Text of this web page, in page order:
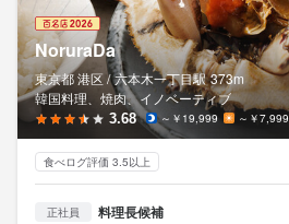
NoruraDa
東京都 港区 / 六本木一丁目駅 373m
韓国料理、焼肉、イノベーティブ
3.68 ～￥19,999 ～￥7,999
食べログ評価 3.5以上
正社員 料理長候補